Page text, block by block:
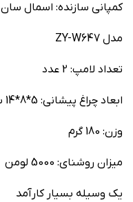
کمپانی سازنده: اسمال سان
مدل ZY-W647
تعداد لامپ: 2 عدد
ابعاد چراغ پیشانی: 5*8*14 سانتی متر
وزن: 180 گرم
میزان روشنای: 5000 لومن
یک وسیله بسیار کارآمد